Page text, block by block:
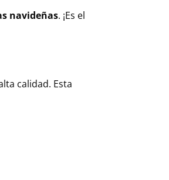
navideñas. ¡Es el
calidad. Esta